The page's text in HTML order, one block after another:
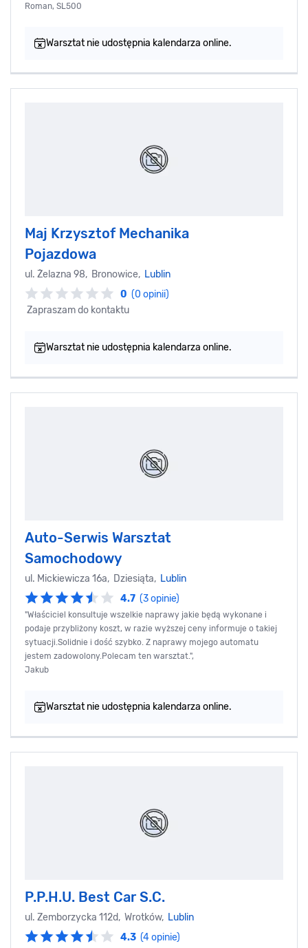
Roman, SL500
Warsztat nie udostępnia kalendarza online.
Maj Krzysztof Mechanika
Pojazdowa
ul. Żelazna 98, Bronowice, Lublin
0 (0 opinii)
Zapraszam do kontaktu
Warsztat nie udostępnia kalendarza online.
Auto-Serwis Warsztat
Samochodowy
ul. Mickiewicza 16a, Dziesiąta, Lublin
4.7 (3 opinie)
"Właściciel konsultuje wszelkie naprawy jakie będą wykonane i
podaje przybliżony koszt, w razie wyższej ceny informuje o takiej
sytuacji.Solidnie i dość szybko. Z naprawy mojego automatu
jestem zadowolony.Polecam ten warsztat.",
Jakub
Warsztat nie udostępnia kalendarza online.
P.P.H.U. Best Car S.C.
ul. Zemborzycka 112d, Wrotków, Lublin
4.3 (4 opinie)